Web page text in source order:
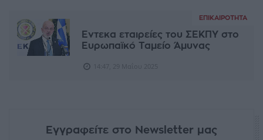
ΕΠΙΚΑΙΡΌΤΗΤΑ
Εντεκα εταιρείες του ΣΕΚΠΥ στο
Ευρωπαϊκό Ταμείο Άμυνας
Εγγραφείτε στο Newsletter μας